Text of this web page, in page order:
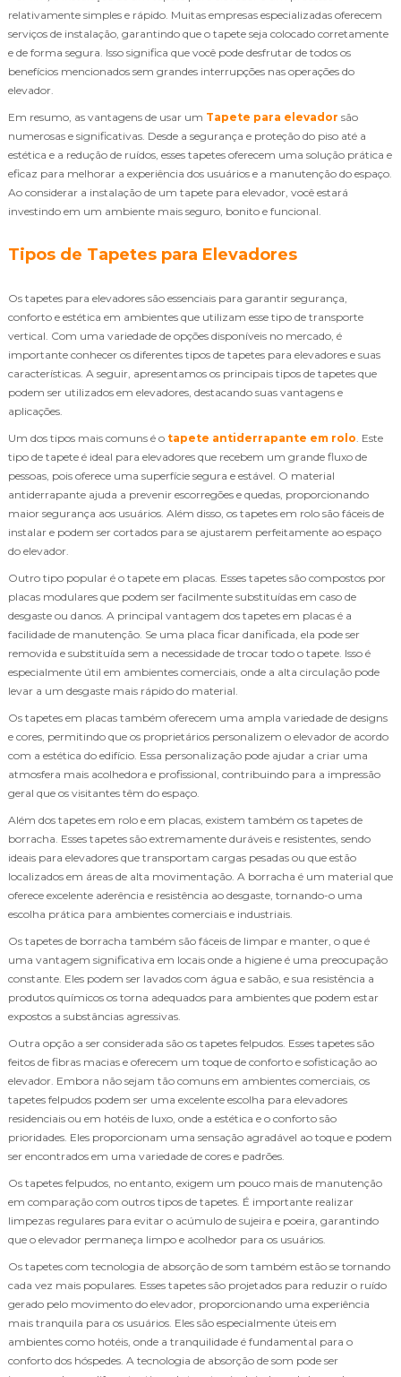
relativamente simples e rápido. Muitas empresas especializadas oferecem
serviços de instalação, garantindo que o tapete seja colocado corretamente
e de forma segura. Isso significa que você pode desfrutar de todos os
benefícios mencionados sem grandes interrupções nas operações do
elevador.
Em resumo, as vantagens de usar um Tapete para elevador são
numerosas e significativas. Desde a segurança e proteção do piso até a
estética e a redução de ruídos, esses tapetes oferecem uma solução prática e
eficaz para melhorar a experiência dos usuários e a manutenção do espaço.
Ao considerar a instalação de um tapete para elevador, você estará
investindo em um ambiente mais seguro, bonito e funcional.
Tipos de Tapetes para Elevadores
Os tapetes para elevadores são essenciais para garantir segurança,
conforto e estética em ambientes que utilizam esse tipo de transporte
vertical. Com uma variedade de opções disponíveis no mercado, é
importante conhecer os diferentes tipos de tapetes para elevadores e suas
características. A seguir, apresentamos os principais tipos de tapetes que
podem ser utilizados em elevadores, destacando suas vantagens e
aplicações.
Um dos tipos mais comuns é o tapete antiderrapante em rolo . Este
tipo de tapete é ideal para elevadores que recebem um grande fluxo de
pessoas, pois oferece uma superfície segura e estável. O material
antiderrapante ajuda a prevenir escorregões e quedas, proporcionando
maior segurança aos usuários. Além disso, os tapetes em rolo são fáceis de
instalar e podem ser cortados para se ajustarem perfeitamente ao espaço
do elevador.
Outro tipo popular é o tapete em placas. Esses tapetes são compostos por
placas modulares que podem ser facilmente substituídas em caso de
desgaste ou danos. A principal vantagem dos tapetes em placas é a
facilidade de manutenção. Se uma placa ficar danificada, ela pode ser
removida e substituída sem a necessidade de trocar todo o tapete. Isso é
especialmente útil em ambientes comerciais, onde a alta circulação pode
levar a um desgaste mais rápido do material.
Os tapetes em placas também oferecem uma ampla variedade de designs
e cores, permitindo que os proprietários personalizem o elevador de acordo
com a estética do edifício. Essa personalização pode ajudar a criar uma
atmosfera mais acolhedora e profissional, contribuindo para a impressão
geral que os visitantes têm do espaço.
Além dos tapetes em rolo e em placas, existem também os tapetes de
borracha. Esses tapetes são extremamente duráveis e resistentes, sendo
ideais para elevadores que transportam cargas pesadas ou que estão
localizados em áreas de alta movimentação. A borracha é um material que
oferece excelente aderência e resistência ao desgaste, tornando-o uma
escolha prática para ambientes comerciais e industriais.
Os tapetes de borracha também são fáceis de limpar e manter, o que é
uma vantagem significativa em locais onde a higiene é uma preocupação
constante. Eles podem ser lavados com água e sabão, e sua resistência a
produtos químicos os torna adequados para ambientes que podem estar
expostos a substâncias agressivas.
Outra opção a ser considerada são os tapetes felpudos. Esses tapetes são
feitos de fibras macias e oferecem um toque de conforto e sofisticação ao
elevador. Embora não sejam tão comuns em ambientes comerciais, os
tapetes felpudos podem ser uma excelente escolha para elevadores
residenciais ou em hotéis de luxo, onde a estética e o conforto são
prioridades. Eles proporcionam uma sensação agradável ao toque e podem
ser encontrados em uma variedade de cores e padrões.
Os tapetes felpudos, no entanto, exigem um pouco mais de manutenção
em comparação com outros tipos de tapetes. É importante realizar
limpezas regulares para evitar o acúmulo de sujeira e poeira, garantindo
que o elevador permaneça limpo e acolhedor para os usuários.
Os tapetes com tecnologia de absorção de som também estão se tornando
cada vez mais populares. Esses tapetes são projetados para reduzir o ruído
gerado pelo movimento do elevador, proporcionando uma experiência
mais tranquila para os usuários. Eles são especialmente úteis em
ambientes como hotéis, onde a tranquilidade é fundamental para o
conforto dos hóspedes. A tecnologia de absorção de som pode ser